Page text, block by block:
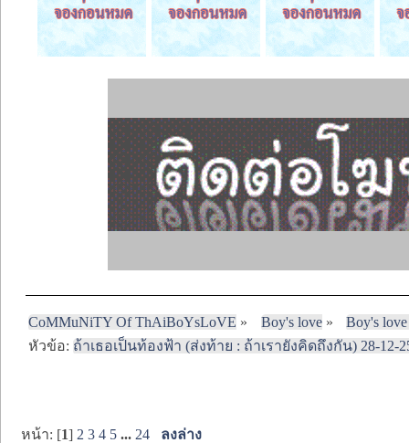
CoMMuNiTY Of ThAiBoYsLoVE » Boy's love»
Boy's
หัวข้อ: ถ้าเธอเป็นท้องฟ้า (ส่งท้าย : ถ้าเรายังคิดถึงกัน) 28-12-
หน้า: [1] 2 3 4 5 ... 24 ลงล่าง